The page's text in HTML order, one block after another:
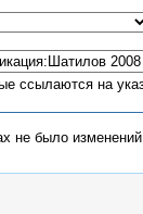
ссылаются на
не было